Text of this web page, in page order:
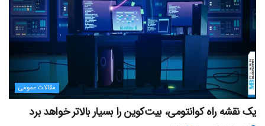
مقالات عمومی
یک نقشه راه کوانتومی، بیت‌کوین را بسیار بالاتر خواهد برد